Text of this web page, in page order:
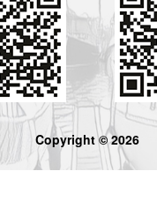
Copyright © 2026